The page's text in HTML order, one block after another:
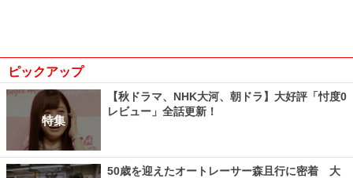
ピックアップ
特集
【秋ドラマ、NHK大河、朝ドラ】大好評「忖度0
レビュー」全話更新！
50歳を迎えたオートレーサー森且行に密着 大